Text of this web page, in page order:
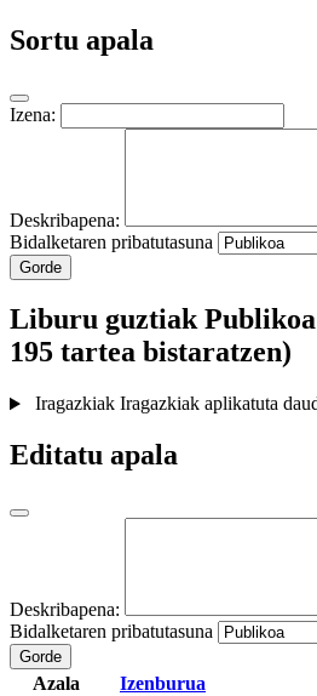
Sortu apala
Izena:
Deskribapena:
Bidalketaren pribatutasuna
Gorde
Liburu guztiakPublikoa
195 tartea bistaratzen)
Iragazkiak Iragazkiak aplikatuta
Editatu apala
Deskribapena:
Bidalketaren pribatutasuna
Gorde
Azala Izenburua